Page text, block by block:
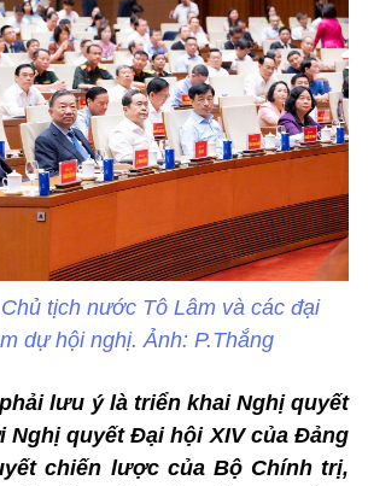
tịch nước Tô Lâm và các đại
dự hội nghị. Ảnh: P.Thắng
lưu ý là triển khai Nghị quyết
Nghị quyết Đại hội XIV của Đảng
chiến lược của Bộ Chính trị,